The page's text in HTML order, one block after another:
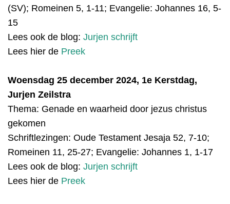
(SV); Romeinen 5, 1-11; Evangelie: Johannes 16, 5-
15
Lees ook de blog: Jurjen schrijft
Lees hier de Preek
Woensdag 25 december 2024, 1e Kerstdag,
Jurjen Zeilstra
Thema: Genade en waarheid door jezus christus
gekomen
Schriftlezingen: Oude Testament Jesaja 52, 7-10;
Romeinen 11, 25-27; Evangelie: Johannes 1, 1-17
Lees ook de blog: Jurjen schrijft
Lees hier de Preek